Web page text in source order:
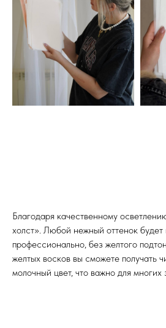
Благодаря качественному
холст». Любой нежный оттенок будет
профессионально, без желтого
желтых восков вы сможете получать
молочный цвет, что важно для многих